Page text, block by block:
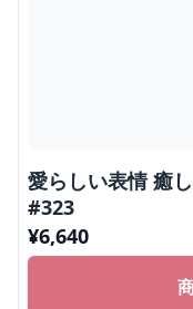
愛らしい表情 癒
#323
¥6,640